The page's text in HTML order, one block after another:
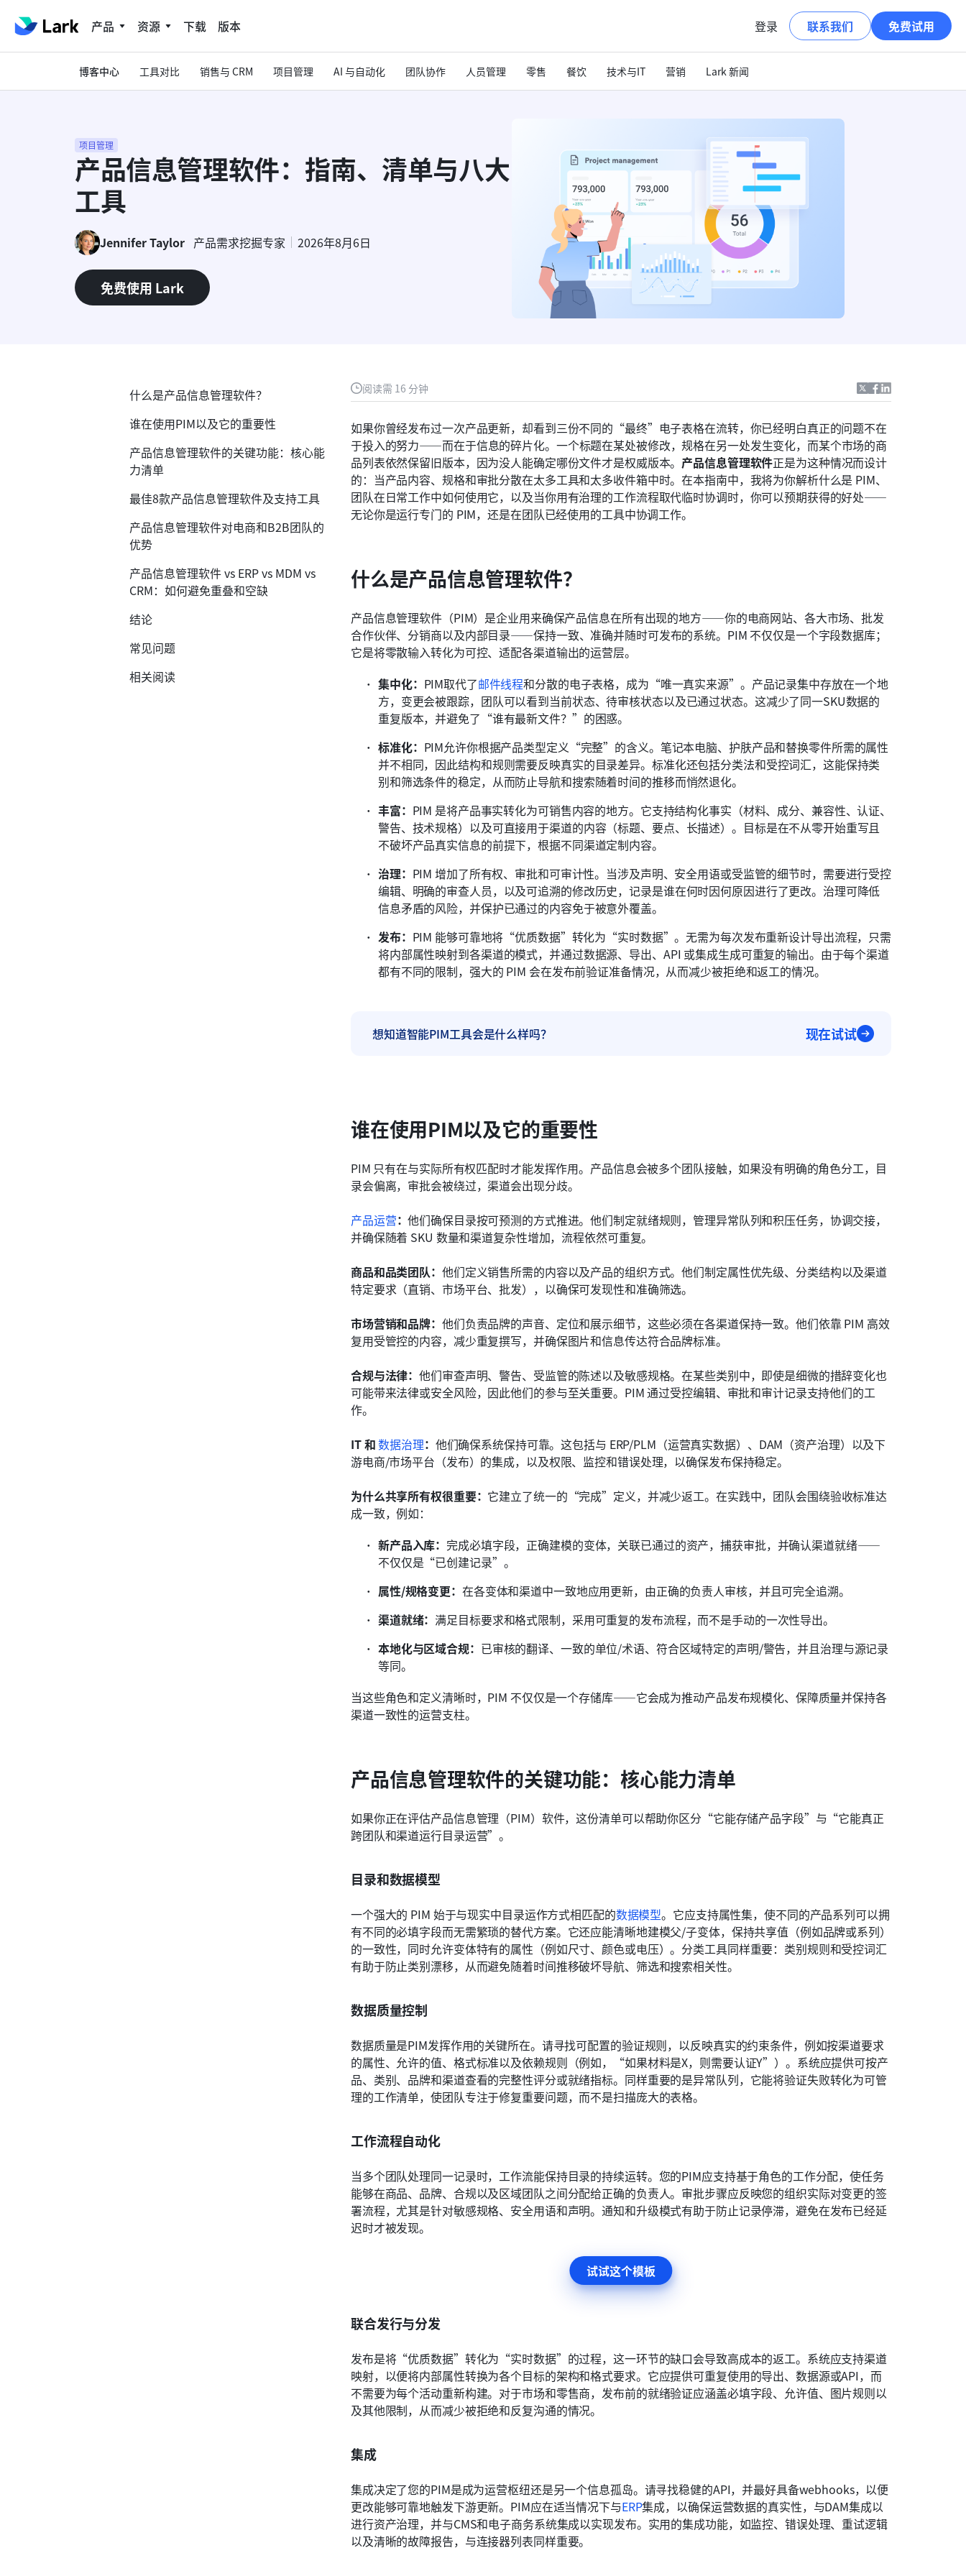
产品 资源 下载 版本 登录 联系我们 免费试用
博客中心 工具对比 销售与 CRM 项目管理 AI 与自动化 团队协作 人员管理 零售 餐饮 技术与IT 营销 Lark 新闻
项目管理
产品信息管理软件：指南、清单与八大
工具
Jennifer Taylor 产品需求挖掘专家 2026年8月6日
免费使用 Lark
阅读需 16 分钟
如果你曾经发布过一次产品更新，却看到三份不同的“最终”电子表格在流转，你已经明白真正的问题不在
于投入的努力——而在于信息的碎片化。一个标题在某处被修改，规格在另一处发生变化，而某个市场的商
品列表依然保留旧版本，因为没人能确定哪份文件才是权威版本。 产品信息管理软件正是为这种情况而设计
的：当产品内容、规格和审批分散在太多工具和太多收件箱中时。在本指南中，我将为你解析什么是 PIM、
团队在日常工作中如何使用它，以及当你用有治理的工作流程取代临时协调时，你可以预期获得的好处——
无论你是运行专门的 PIM，还是在团队已经使用的工具中协调工作。
什么是产品信息管理软件？
产品信息管理软件（PIM）是企业用来确保产品信息在所有出现的地方——你的电商网站、各大市场、批发
合作伙伴、分销商以及内部目录——保持一致、准确并随时可发布的系统。PIM 不仅仅是一个字段数据库；
它是将零散输入转化为可控、适配各渠道输出的运营层。
集中化： PIM取代了邮件线程和分散的电子表格，成为“唯一真实来源”。产品记录集中存放在一个地
方，变更会被跟踪，团队可以看到当前状态、待审核状态以及已通过状态。这减少了同一SKU数据的
重复版本，并避免了“谁有最新文件？”的困惑。
标准化： PIM允许你根据产品类型定义“完整”的含义。笔记本电脑、护肤产品和替换零件所需的属性
并不相同，因此结构和规则需要反映真实的目录差异。标准化还包括分类法和受控词汇，这能保持类
别和筛选条件的稳定，从而防止导航和搜索随着时间的推移而悄然退化。
丰富： PIM 是将产品事实转化为可销售内容的地方。它支持结构化事实（材料、成分、兼容性、认证、
警告、技术规格）以及可直接用于渠道的内容（标题、要点、长描述）。目标是在不从零开始重写且
不破坏产品真实信息的前提下，根据不同渠道定制内容。
治理： PIM 增加了所有权、审批和可审计性。当涉及声明、安全用语或受监管的细节时，需要进行受控
编辑、明确的审查人员，以及可追溯的修改历史，记录是谁在何时因何原因进行了更改。治理可降低
信息矛盾的风险，并保护已通过的内容免于被意外覆盖。
发布： PIM 能够可靠地将“优质数据”转化为“实时数据”。无需为每次发布重新设计导出流程，只需
将内部属性映射到各渠道的模式，并通过数据源、导出、API 或集成生成可重复的输出。由于每个渠道
都有不同的限制，强大的 PIM 会在发布前验证准备情况，从而减少被拒绝和返工的情况。
想知道智能PIM工具会是什么样吗？ 现在试试
谁在使用PIM以及它的重要性
PIM 只有在与实际所有权匹配时才能发挥作用。产品信息会被多个团队接触，如果没有明确的角色分工，目
录会偏离，审批会被绕过，渠道会出现分歧。
产品运营：他们确保目录按可预测的方式推进。他们制定就绪规则，管理异常队列和积压任务，协调交接，
并确保随着 SKU 数量和渠道复杂性增加，流程依然可重复。
商品和品类团队： 他们定义销售所需的内容以及产品的组织方式。他们制定属性优先级、分类结构以及渠道
特定要求（直销、市场平台、批发），以确保可发现性和准确筛选。
市场营销和品牌： 他们负责品牌的声音、定位和展示细节，这些必须在各渠道保持一致。他们依靠 PIM 高效
复用受管控的内容，减少重复撰写，并确保图片和信息传达符合品牌标准。
合规与法律：他们审查声明、警告、受监管的陈述以及敏感规格。在某些类别中，即使是细微的措辞变化也
可能带来法律或安全风险，因此他们的参与至关重要。PIM 通过受控编辑、审批和审计记录支持他们的工
作。
IT 和 数据治理： 他们确保系统保持可靠。这包括与 ERP/PLM（运营真实数据）、DAM（资产治理）以及下
游电商/市场平台（发布）的集成，以及权限、监控和错误处理，以确保发布保持稳定。
为什么共享所有权很重要： 它建立了统一的“完成”定义，并减少返工。在实践中，团队会围绕验收标准达
成一致，例如：
新产品入库： 完成必填字段，正确建模的变体，关联已通过的资产，捕获审批，并确认渠道就绪——
不仅仅是“已创建记录”。
属性/规格变更： 在各变体和渠道中一致地应用更新，由正确的负责人审核，并且可完全追溯。
渠道就绪： 满足目标要求和格式限制，采用可重复的发布流程，而不是手动的一次性导出。
本地化与区域合规： 已审核的翻译、一致的单位/术语、符合区域特定的声明/警告，并且治理与源记录
等同。
当这些角色和定义清晰时，PIM 不仅仅是一个存储库——它会成为推动产品发布规模化、保障质量并保持各
渠道一致性的运营支柱。
产品信息管理软件的关键功能：核心能力清单
如果你正在评估产品信息管理（PIM）软件，这份清单可以帮助你区分“它能存储产品字段”与“它能真正
跨团队和渠道运行目录运营”。
目录和数据模型
一个强大的 PIM 始于与现实中目录运作方式相匹配的数据模型。它应支持属性集，使不同的产品系列可以拥
有不同的必填字段而无需繁琐的替代方案。它还应能清晰地建模父/子变体，保持共享值（例如品牌或系列）
的一致性，同时允许变体特有的属性（例如尺寸、颜色或电压）。分类工具同样重要：类别规则和受控词汇
有助于防止类别漂移，从而避免随着时间推移破坏导航、筛选和搜索相关性。
数据质量控制
数据质量是PIM发挥作用的关键所在。请寻找可配置的验证规则，以反映真实的约束条件，例如按渠道要求
的属性、允许的值、格式标准以及依赖规则（例如，“如果材料是X，则需要认证Y”）。系统应提供可按产
品、类别、品牌和渠道查看的完整性评分或就绪指标。同样重要的是异常队列，它能将验证失败转化为可管
理的工作清单，使团队专注于修复重要问题，而不是扫描庞大的表格。
工作流程自动化
当多个团队处理同一记录时，工作流能保持目录的持续运转。您的PIM应支持基于角色的工作分配，使任务
能够在商品、品牌、合规以及区域团队之间分配给正确的负责人。审批步骤应反映您的组织实际对变更的签
署流程，尤其是针对敏感规格、安全用语和声明。通知和升级模式有助于防止记录停滞，避免在发布已经延
迟时才被发现。
试试这个模板
联合发行与分发
发布是将“优质数据”转化为“实时数据”的过程，这一环节的缺口会导致高成本的返工。系统应支持渠道
映射，以便将内部属性转换为各个目标的架构和格式要求。它应提供可重复使用的导出、数据源或API，而
不需要为每个活动重新构建。对于市场和零售商，发布前的就绪验证应涵盖必填字段、允许值、图片规则以
及其他限制，从而减少被拒绝和反复沟通的情况。
集成
集成决定了您的PIM是成为运营枢纽还是另一个信息孤岛。请寻找稳健的API，并最好具备webhooks，以便
更改能够可靠地触发下游更新。PIM应在适当情况下与ERP集成，以确保运营数据的真实性，与DAM集成以
进行资产治理，并与CMS和电子商务系统集成以实现发布。实用的集成功能，如监控、错误处理、重试逻辑
以及清晰的故障报告，与连接器列表同样重要。
什么是产品信息管理软件？
谁在使用PIM以及它的重要性
产品信息管理软件的关键功能：核心能
力清单
最佳8款产品信息管理软件及支持工具
产品信息管理软件对电商和B2B团队的
优势
产品信息管理软件 vs ERP vs MDM vs
CRM：如何避免重叠和空缺
结论
常见问题
相关阅读